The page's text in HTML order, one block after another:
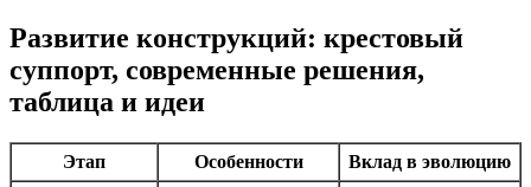
Развитие конструкций: крестовый
суппорт, современные решения,
таблица и идеи
Этап Особенности Вклад в эволюцию